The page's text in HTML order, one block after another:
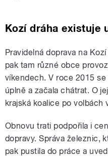
Kozí dráha existuje
Pravidelná doprava na
pak tam různé obce
víkendech. V roce 2015
úplně a začala chátrat. O
krajská koalice po volbách
Obnovu trati podpořila i
dopravy. Správa železnic,
pak pustila do práce a